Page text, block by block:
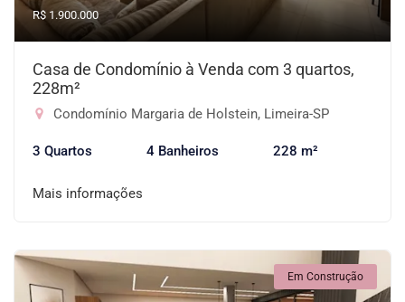
R$ 1.900.000
Casa de Condomínio à Venda com 3 quartos,
228m²
Condomínio Margaria de Holstein, Limeira-SP
3 Quartos 4 Banheiros 228 m²
Mais informações
Em Construção